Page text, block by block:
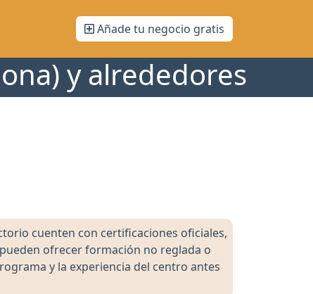
Añade tu negocio gratis
y alrededores
cuenten con certificaciones oficiales,
ofrecer formación no reglada o
y la experiencia del centro antes